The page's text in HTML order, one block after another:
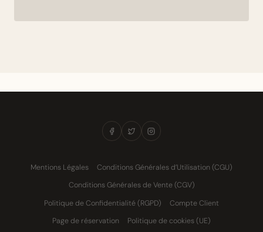
Mentions Légales
Conditions Générales d’Utilisation (CGU)
Conditions Générales de Vente (CGV)
Politique de Confidentialité (RGPD)
Compte Client
Page de réservation
Politique de cookies (UE)